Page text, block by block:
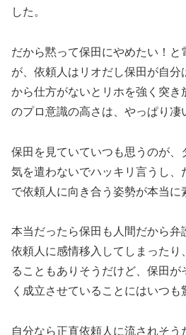
した。
だから黙って保田にやめたい！と
が、依頼人はリオだし保田が自
から仕方がないとリホを強く突き
のプロ意識の高さは、やっぱり凄
保田を見ていていつも思うのが、
気を遣わないでハッキリ言うし、
で依頼人に向き合う姿勢が本当に
本当だったら保田も人間だから弁
依頼人に感情移入してしまったり
ることもありそうだけど、保田
く成立させていることにはいつも
自分なら正直依頼人に流されそう